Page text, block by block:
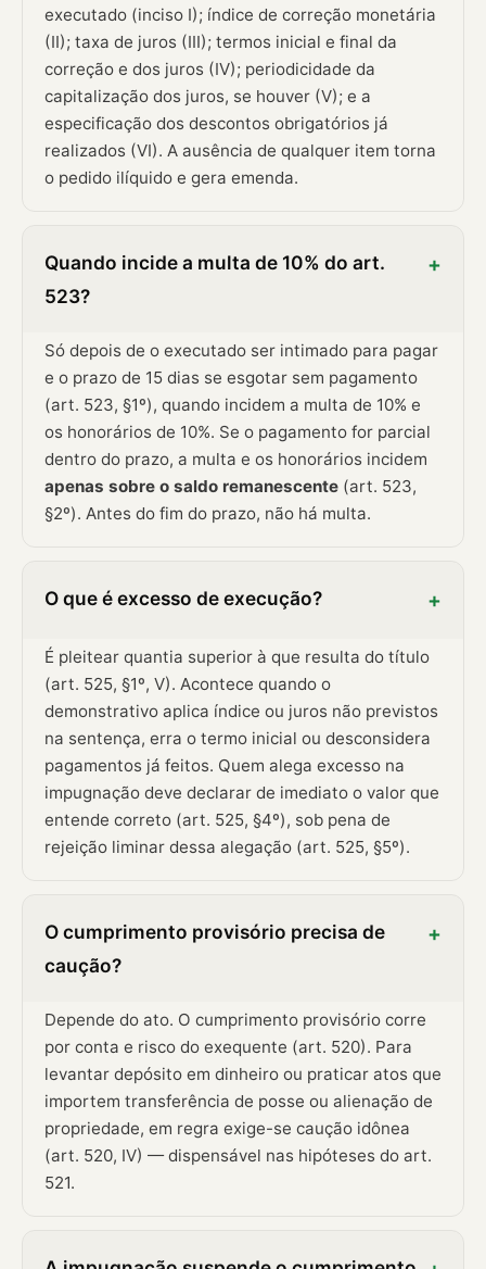
executado (inciso I); índice de correção monetária
(II); taxa de juros (III); termos inicial e final da
correção e dos juros (IV); periodicidade da
capitalização dos juros, se houver (V); e a
especificação dos descontos obrigatórios já
realizados (VI). A ausência de qualquer item torna
o pedido ilíquido e gera emenda.
Quando incide a multa de 10% do art.
523?
+
Só depois de o executado ser intimado para pagar
e o prazo de 15 dias se esgotar sem pagamento
(art. 523, §1º), quando incidem a multa de 10% e
os honorários de 10%. Se o pagamento for parcial
dentro do prazo, a multa e os honorários incidem
apenas sobre o saldo remanescente (art. 523,
§2º). Antes do fim do prazo, não há multa.
O que é excesso de execução? +
É pleitear quantia superior à que resulta do título
(art. 525, §1º, V). Acontece quando o
demonstrativo aplica índice ou juros não previstos
na sentença, erra o termo inicial ou desconsidera
pagamentos já feitos. Quem alega excesso na
impugnação deve declarar de imediato o valor que
entende correto (art. 525, §4º), sob pena de
rejeição liminar dessa alegação (art. 525, §5º).
O cumprimento provisório precisa de
caução?
+
Depende do ato. O cumprimento provisório corre
por conta e risco do exequente (art. 520). Para
levantar depósito em dinheiro ou praticar atos que
importem transferência de posse ou alienação de
propriedade, em regra exige-se caução idônea
(art. 520, IV) — dispensável nas hipóteses do art.
521.